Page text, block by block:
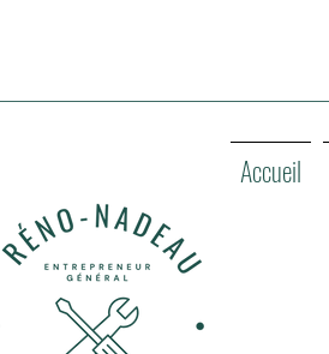
Accueil